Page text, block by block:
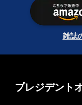
雑誌
プレジデント